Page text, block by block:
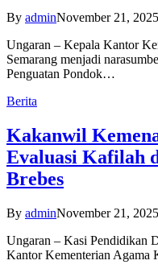
By adminNovember 21, 2025
Ungaran – Kepala Kantor
Semarang menjadi
Penguatan Pondok…
Berita
Kakanwil
Evaluasi Kafilah
Brebes
By adminNovember 21, 2025
Ungaran – Kasi Pendidikan
Kantor Kementerian